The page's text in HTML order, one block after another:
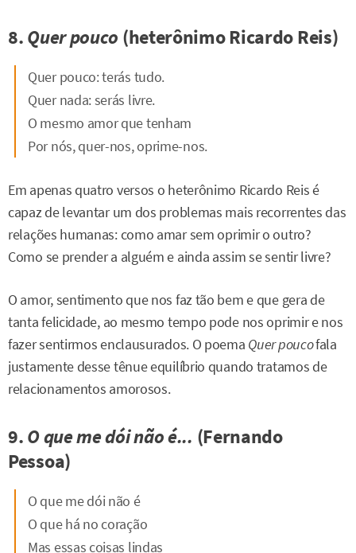
8.Quer pouco (heterônimo Ricardo Reis)
Quer pouco: terás tudo.
Quer nada: serás livre.
O mesmo amor que tenham
Por nós, quer-nos, oprime-nos.
Em apenas quatro versos o heterônimo Ricardo Reis é
capaz de levantar um dos problemas mais recorrentes das
relações humanas: como amar sem oprimir o outro?
Como se prender a alguém e ainda assim se sentir livre?
O amor, sentimento que nos faz tão bem e que gera de
tanta felicidade, ao mesmo tempo pode nos oprimir e nos
fazer sentirmos enclausurados. O poema Quer poucofala
justamente desse tênue equilíbrio quando tratamos de
relacionamentos amorosos.
9.O que me dói não é... (Fernando
Pessoa)
O que me dói não é
O que há no coração
Mas essas coisas lindas